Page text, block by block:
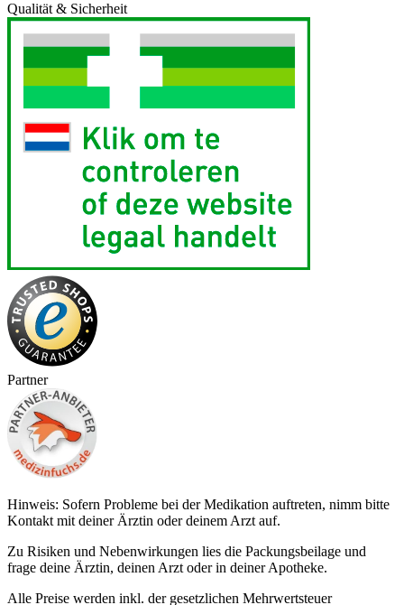
Qualität & Sicherheit
Partner
Hinweis: Sofern Probleme bei der Medikation auftreten, nimm bitte
Kontakt mit deiner Ärztin oder deinem Arzt auf.
Zu Risiken und Nebenwirkungen lies die Packungsbeilage und
frage deine Ärztin, deinen Arzt oder in deiner Apotheke.
Alle Preise werden inkl. der gesetzlichen Mehrwertsteuer